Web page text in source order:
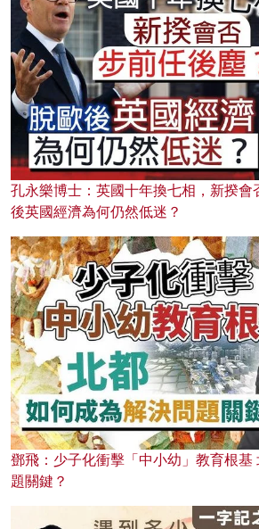
孔永樂博士：英國十年換七相，新揆會
後英國經濟為何仍然低迷？
鄧飛：少子化衝擊「中小幼」教育根基
題關鍵？